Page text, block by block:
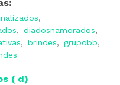
,
, diadosnamorados,
, brindes, grupobb,
( d)